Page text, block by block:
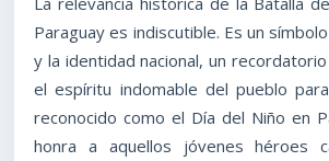
Paraguay es indiscutible. Es un
y la identidad nacional, un
el espíritu indomable del pueblo
reconocido como el Día del Niño en
honra a aquellos jóvenes héroes